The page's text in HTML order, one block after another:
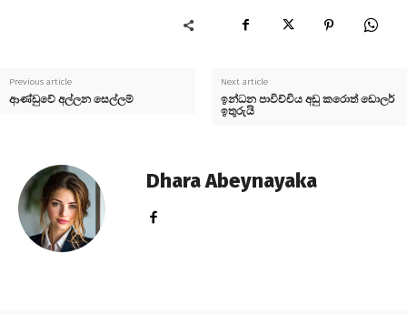
Previous article
ආණ්ඩුවේ අල්ලන සෙල්ලම්
Next article
ඉන්ධන පාවිච්චිය අඩු කරොත් ඩොලර්
ඉතුරුයි
Dhara Abeynayaka